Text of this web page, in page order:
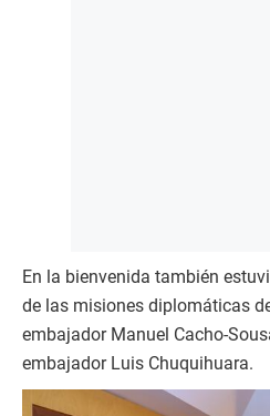
En la bienvenida también
de las misiones diplomáticas
embajador Manuel Cacho-
embajador Luis Chuquihuara.